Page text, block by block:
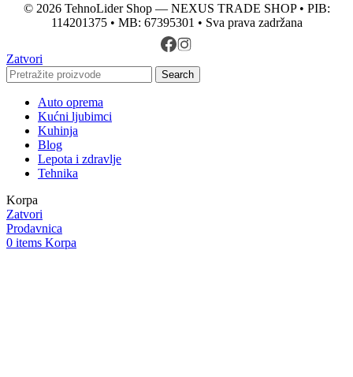
© 2026 TehnoLider Shop — NEXUS TRADE SHOP • PIB:
114201375 • MB: 67395301 • Sva prava zadržana
Zatvori
Search
Auto oprema
Kućni ljubimci
Kuhinja
Blog
Lepota i zdravlje
Tehnika
Korpa
Zatvori
Prodavnica
0 items Korpa